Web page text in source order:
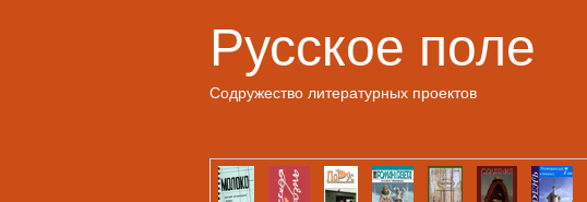
Русское поле
Содружество литературных проектов